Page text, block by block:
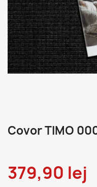
Covor TIMO
379,90 lej